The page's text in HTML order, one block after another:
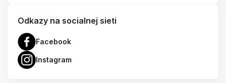
Odkazy na socialnej sieti
Facebook
Instagram